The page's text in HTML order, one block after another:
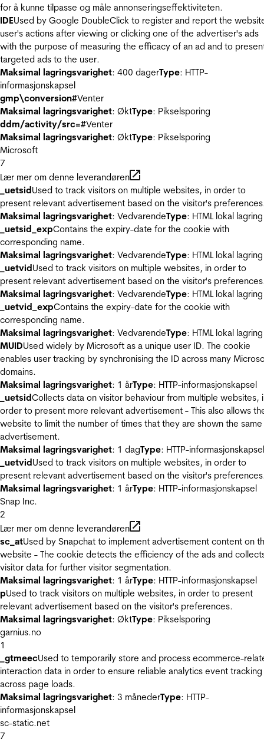
for å kunne tilpasse og måle annonseringseffektiviteten.
IDEUsed by Google DoubleClick to register and report the
user's actions after viewing or clicking one of the advertiser's ads
with the purpose of measuring the efficacy of an ad and to
targeted ads to the user.
Maksimal lagringsvarighet: 400 dagerType: HTTP-
informasjonskapsel
gmp\conversion#Venter
Maksimal lagringsvarighet: ØktType: Pikselsporing
ddm/activity/src=#Venter
Maksimal lagringsvarighet: ØktType: Pikselsporing
Microsoft
7
Lær mer om denne leverandøren
_uetsidUsed to track visitors on multiple websites, in order to
present relevant advertisement based on the visitor's
Maksimal lagringsvarighet: VedvarendeType: HTML lokal lagring
_uetsid_expContains the expiry-date for the cookie with
corresponding name.
Maksimal lagringsvarighet: VedvarendeType: HTML lokal lagring
_uetvidUsed to track visitors on multiple websites, in order to
present relevant advertisement based on the visitor's
Maksimal lagringsvarighet: VedvarendeType: HTML lokal lagring
_uetvid_expContains the expiry-date for the cookie with
corresponding name.
Maksimal lagringsvarighet: VedvarendeType: HTML lokal lagring
MUIDUsed widely by Microsoft as a unique user ID. The cookie
enables user tracking by synchronising the ID across many
domains.
Maksimal lagringsvarighet: 1 årType: HTTP-informasjonskapsel
_uetsidCollects data on visitor behaviour from multiple websites,
order to present more relevant advertisement - This also allows
website to limit the number of times that they are shown the same
advertisement.
Maksimal lagringsvarighet: 1 dagType: HTTP-informasjonskapsel
_uetvidUsed to track visitors on multiple websites, in order to
present relevant advertisement based on the visitor's
Maksimal lagringsvarighet: 1 årType: HTTP-informasjonskapsel
Snap Inc.
2
Lær mer om denne leverandøren
sc_atUsed by Snapchat to implement advertisement content on
website - The cookie detects the efficiency of the ads and
visitor data for further visitor segmentation.
Maksimal lagringsvarighet: 1 årType: HTTP-informasjonskapsel
pUsed to track visitors on multiple websites, in order to present
relevant advertisement based on the visitor's preferences.
Maksimal lagringsvarighet: ØktType: Pikselsporing
garnius.no
1
_gtmeecUsed to temporarily store and process ecommerce-
interaction data in order to ensure reliable analytics event tracking
across page loads.
Maksimal lagringsvarighet: 3 månederType: HTTP-
informasjonskapsel
sc-static.net
7